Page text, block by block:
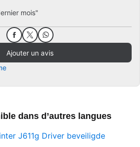
mois"
Ajouter un avis
dans d’autres langues
J611g Driver beveiligde